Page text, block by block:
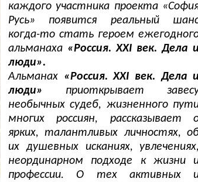
каждого участника проекта
Русь» появится реальный
когда-то стать героем
альманаха «Россия. XXI век. Дела
люди».
Альманах «Россия. XXI век. Дела
люди» приоткрывает
необычных судеб, жизненного
многих россиян, рассказывает
ярких, талантливых личностях,
их душевных исканиях,
неординарном подходе к жизни
профессии. О тех активных